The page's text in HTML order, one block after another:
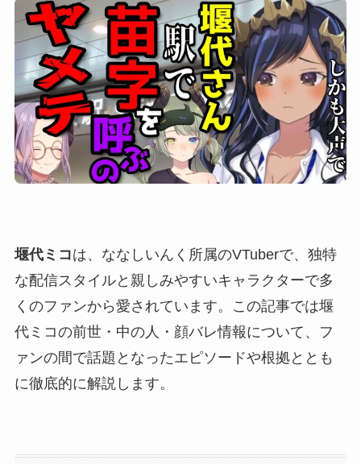
堰代ミコは、ななしいんく所属のVTuberで、独特
な配信スタイルと親しみやすいキャラクターで多
くのファンから愛されています。この記事では堰
代ミコの前世・中の人・顔バレ情報について、フ
ァンの間で話題となったエピソードや根拠ととも
に徹底的に解説します。